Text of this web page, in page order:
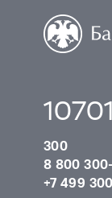
300
8 800
+7 499